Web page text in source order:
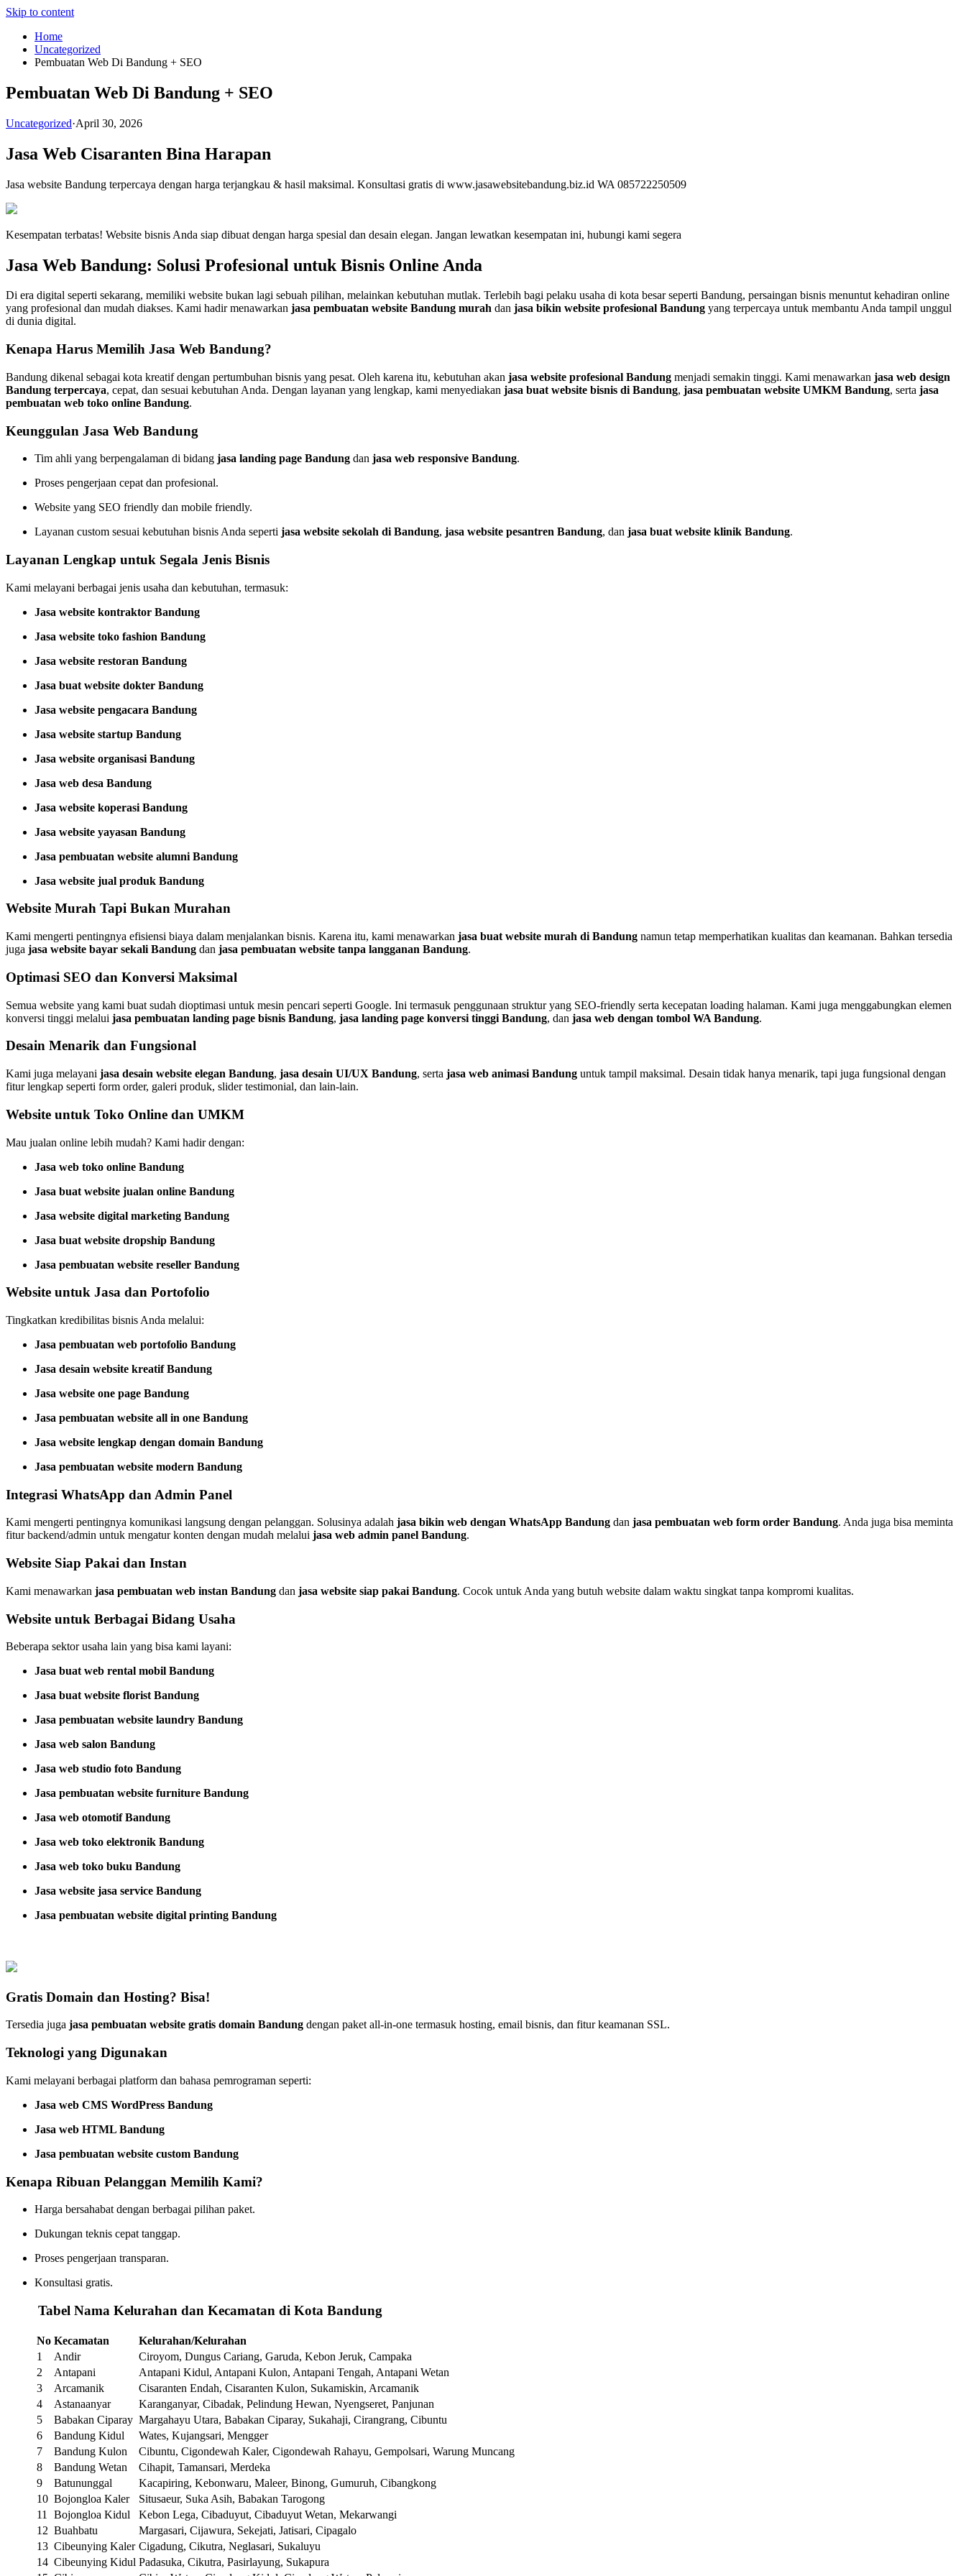
Skip to content
Home
Uncategorized
Pembuatan Web Di Bandung + SEO
Pembuatan Web Di Bandung + SEO
Uncategorized·April 30, 2026
Jasa Web Cisaranten Bina Harapan
Jasa website Bandung terpercaya dengan harga terjangkau & hasil maksimal. Konsultasi gratis di www.jasawebsitebandung.biz.id WA 085722250509
Kesempatan terbatas! Website bisnis Anda siap dibuat dengan harga spesial dan desain elegan. Jangan lewatkan kesempatan ini, hubungi kami segera
Jasa Web Bandung: Solusi Profesional untuk Bisnis Online Anda
Di era digital seperti sekarang, memiliki website bukan lagi sebuah pilihan, melainkan kebutuhan mutlak. Terlebih bagi pelaku usaha di kota besar seperti Bandung, persaingan bisnis menuntut kehadiran online
yang profesional dan mudah diakses. Kami hadir menawarkan jasa pembuatan website Bandung murah dan jasa bikin website profesional Bandung yang terpercaya untuk membantu Anda tampil unggul
di dunia digital.
Kenapa Harus Memilih Jasa Web Bandung?
Bandung dikenal sebagai kota kreatif dengan pertumbuhan bisnis yang pesat. Oleh karena itu, kebutuhan akan jasa website profesional Bandung menjadi semakin tinggi. Kami menawarkan jasa web design
Bandung terpercaya, cepat, dan sesuai kebutuhan Anda. Dengan layanan yang lengkap, kami menyediakan jasa buat website bisnis di Bandung, jasa pembuatan website UMKM Bandung, serta jasa
pembuatan web toko online Bandung.
Keunggulan Jasa Web Bandung
Tim ahli yang berpengalaman di bidang jasa landing page Bandung dan jasa web responsive Bandung.
Proses pengerjaan cepat dan profesional.
Website yang SEO friendly dan mobile friendly.
Layanan custom sesuai kebutuhan bisnis Anda seperti jasa website sekolah di Bandung, jasa website pesantren Bandung, dan jasa buat website klinik Bandung.
Layanan Lengkap untuk Segala Jenis Bisnis
Kami melayani berbagai jenis usaha dan kebutuhan, termasuk:
Jasa website kontraktor Bandung
Jasa website toko fashion Bandung
Jasa website restoran Bandung
Jasa buat website dokter Bandung
Jasa website pengacara Bandung
Jasa website startup Bandung
Jasa website organisasi Bandung
Jasa web desa Bandung
Jasa website koperasi Bandung
Jasa website yayasan Bandung
Jasa pembuatan website alumni Bandung
Jasa website jual produk Bandung
Website Murah Tapi Bukan Murahan
Kami mengerti pentingnya efisiensi biaya dalam menjalankan bisnis. Karena itu, kami menawarkan jasa buat website murah di Bandung namun tetap memperhatikan kualitas dan keamanan. Bahkan tersedia
juga jasa website bayar sekali Bandung dan jasa pembuatan website tanpa langganan Bandung.
Optimasi SEO dan Konversi Maksimal
Semua website yang kami buat sudah dioptimasi untuk mesin pencari seperti Google. Ini termasuk penggunaan struktur yang SEO-friendly serta kecepatan loading halaman. Kami juga menggabungkan elemen
konversi tinggi melalui jasa pembuatan landing page bisnis Bandung, jasa landing page konversi tinggi Bandung, dan jasa web dengan tombol WA Bandung.
Desain Menarik dan Fungsional
Kami juga melayani jasa desain website elegan Bandung, jasa desain UI/UX Bandung, serta jasa web animasi Bandung untuk tampil maksimal. Desain tidak hanya menarik, tapi juga fungsional dengan
fitur lengkap seperti form order, galeri produk, slider testimonial, dan lain-lain.
Website untuk Toko Online dan UMKM
Mau jualan online lebih mudah? Kami hadir dengan:
Jasa web toko online Bandung
Jasa buat website jualan online Bandung
Jasa website digital marketing Bandung
Jasa buat website dropship Bandung
Jasa pembuatan website reseller Bandung
Website untuk Jasa dan Portofolio
Tingkatkan kredibilitas bisnis Anda melalui:
Jasa pembuatan web portofolio Bandung
Jasa desain website kreatif Bandung
Jasa website one page Bandung
Jasa pembuatan website all in one Bandung
Jasa website lengkap dengan domain Bandung
Jasa pembuatan website modern Bandung
Integrasi WhatsApp dan Admin Panel
Kami mengerti pentingnya komunikasi langsung dengan pelanggan. Solusinya adalah jasa bikin web dengan WhatsApp Bandung dan jasa pembuatan web form order Bandung. Anda juga bisa meminta
fitur backend/admin untuk mengatur konten dengan mudah melalui jasa web admin panel Bandung.
Website Siap Pakai dan Instan
Kami menawarkan jasa pembuatan web instan Bandung dan jasa website siap pakai Bandung. Cocok untuk Anda yang butuh website dalam waktu singkat tanpa kompromi kualitas.
Website untuk Berbagai Bidang Usaha
Beberapa sektor usaha lain yang bisa kami layani:
Jasa buat web rental mobil Bandung
Jasa buat website florist Bandung
Jasa pembuatan website laundry Bandung
Jasa web salon Bandung
Jasa web studio foto Bandung
Jasa pembuatan website furniture Bandung
Jasa web otomotif Bandung
Jasa web toko elektronik Bandung
Jasa web toko buku Bandung
Jasa website jasa service Bandung
Jasa pembuatan website digital printing Bandung
Gratis Domain dan Hosting? Bisa!
Tersedia juga jasa pembuatan website gratis domain Bandung dengan paket all-in-one termasuk hosting, email bisnis, dan fitur keamanan SSL.
Teknologi yang Digunakan
Kami melayani berbagai platform dan bahasa pemrograman seperti:
Jasa web CMS WordPress Bandung
Jasa web HTML Bandung
Jasa pembuatan website custom Bandung
Kenapa Ribuan Pelanggan Memilih Kami?
Harga bersahabat dengan berbagai pilihan paket.
Dukungan teknis cepat tanggap.
Proses pengerjaan transparan.
Konsultasi gratis.
Tabel Nama Kelurahan dan Kecamatan di Kota Bandung
No Kecamatan
Kelurahan/Kelurahan
1
Andir
Ciroyom, Dungus Cariang, Garuda, Kebon Jeruk, Campaka
2
Antapani
Antapani Kidul, Antapani Kulon, Antapani Tengah, Antapani Wetan
3
Arcamanik
Cisaranten Endah, Cisaranten Kulon, Sukamiskin, Arcamanik
4
Astanaanyar
Karanganyar, Cibadak, Pelindung Hewan, Nyengseret, Panjunan
5
Babakan Ciparay Margahayu Utara, Babakan Ciparay, Sukahaji, Cirangrang, Cibuntu
6
Bandung Kidul
Wates, Kujangsari, Mengger
7
Bandung Kulon
Cibuntu, Cigondewah Kaler, Cigondewah Rahayu, Gempolsari, Warung Muncang
8
Bandung Wetan
Cihapit, Tamansari, Merdeka
9
Batununggal
Kacapiring, Kebonwaru, Maleer, Binong, Gumuruh, Cibangkong
10 Bojongloa Kaler
Situsaeur, Suka Asih, Babakan Tarogong
11
Bojongloa Kidul
Kebon Lega, Cibaduyut, Cibaduyut Wetan, Mekarwangi
12 Buahbatu
Margasari, Cijawura, Sekejati, Jatisari, Cipagalo
13 Cibeunying Kaler Cigadung, Cikutra, Neglasari, Sukaluyu
14 Cibeunying Kidul Padasuka, Cikutra, Pasirlayung, Sukapura